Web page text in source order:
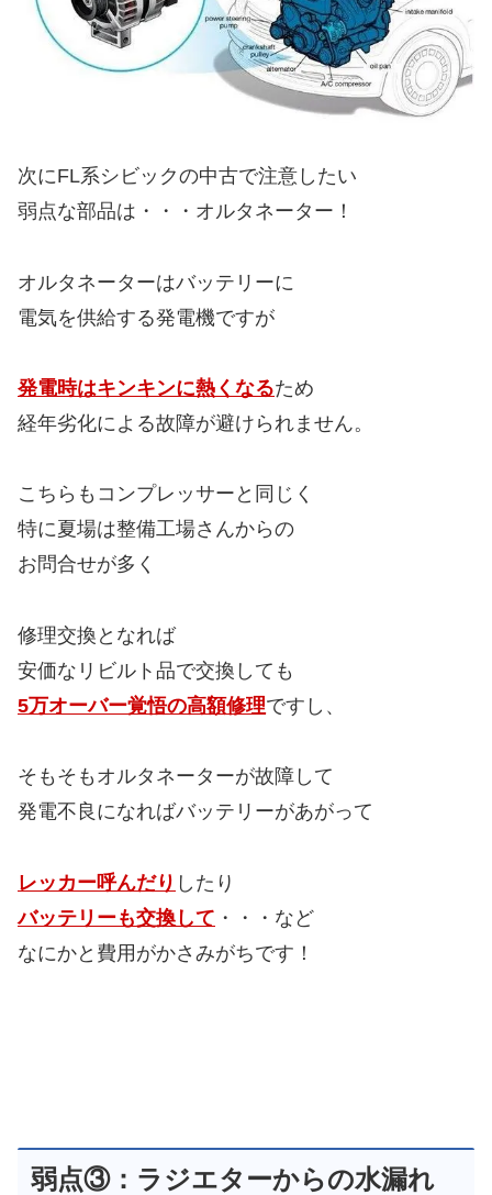
次にFL系シビックの中古で注意したい
弱点な部品は・・・オルタネーター！
オルタネーターはバッテリーに
電気を供給する発電機ですが
発電時はキンキンに熱くなるため
経年劣化による故障が避けられません。
こちらもコンプレッサーと同じく
特に夏場は整備工場さんからの
お問合せが多く
修理交換となれば
安価なリビルト品で交換しても
5万オーバー覚悟の高額修理ですし、
そもそもオルタネーターが故障して
発電不良になればバッテリーがあがって
レッカー呼んだり したり
バッテリーも交換して ・・・など
なにかと費用がかさみがちです！
弱点③：ラジエターからの水漏れ